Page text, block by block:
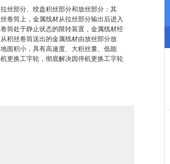
丝部分、绞盘积丝部分和放丝部分；其
卷筒上，金属线材从拉丝部分输出后进入
筒处于静止状态的限转装置，金属线材经
积丝卷筒送出的金属线材由放丝部分放
面积小，具有高速度、大积丝量、低能
更换工字轮，彻底解决因停机更换工字轮